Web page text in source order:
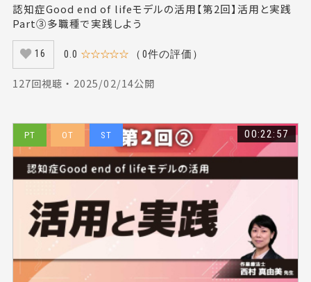
認知症Good end of lifeモデルの活用【第2回】活用と実践
Part③多職種で実践しよう
16 0.0 ☆☆☆☆☆ （0件の評価）
127回視聴 ・ 2025/02/14公開
PT OT ST 00:22:57